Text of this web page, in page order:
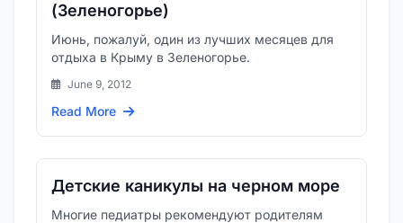
(Зеленогорье)
Июнь, пожалуй, один из лучших месяцев для
отдыха в Крыму в Зеленогорье.
June 9, 2012
Read More
Детские каникулы на черном море
Многие педиатры рекомендуют родителям